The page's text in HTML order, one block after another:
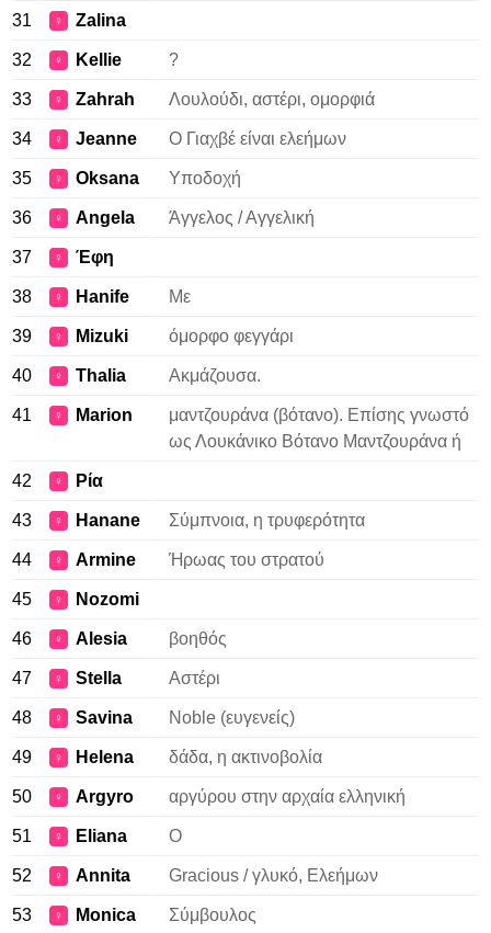
31 ♀ Zalina
32 ♀ Kellie ?
33 ♀ Zahrah Λουλούδι, αστέρι, ομορφιά
34 ♀ Jeanne Ο Γιαχβέ είναι ελεήμων
35 ♀ Oksana Υποδοχή
36 ♀ Angela Άγγελος / Αγγελική
37 ♀ Έφη
38 ♀ Hanife Με
39 ♀ Mizuki όμορφο φεγγάρι
40 ♀ Thalia Ακμάζουσα.
41 ♀ Marion
μαντζουράνα (βότανο). Επίσης γνωστό
ως Λουκάνικο Βότανο Μαντζουράνα ή
42 ♀ Ρία
43 ♀ Hanane Σύμπνοια, η τρυφερότητα
44 ♀ Armine Ήρωας του στρατού
45 ♀ Nozomi
46 ♀ Alesia βοηθός
47 ♀ Stella Αστέρι
48 ♀ Savina Noble (ευγενείς)
49 ♀ Helena δάδα, η ακτινοβολία
50 ♀ Argyro αργύρου στην αρχαία ελληνική
51 ♀ Eliana Ο
52 ♀ Annita Gracious / γλυκό, Ελεήμων
53 ♀ Monica Σύμβουλος